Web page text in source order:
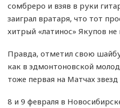
сомбреро и взяв в руки
заиграл вратаря, что тот
хитрый «латинос» Якупов не
Правда, отметил свою
как в эдмонтоновской
тоже первая на Матчах
8 и 9 февраля в